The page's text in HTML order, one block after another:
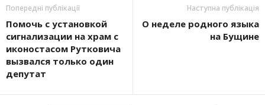
Попередні публікації
Помочь с установкой
сигнализации на храм с
иконостасом Рутковича
вызвался только один
депутат
Наступна публікація
О неделе родного языка
на Бущине